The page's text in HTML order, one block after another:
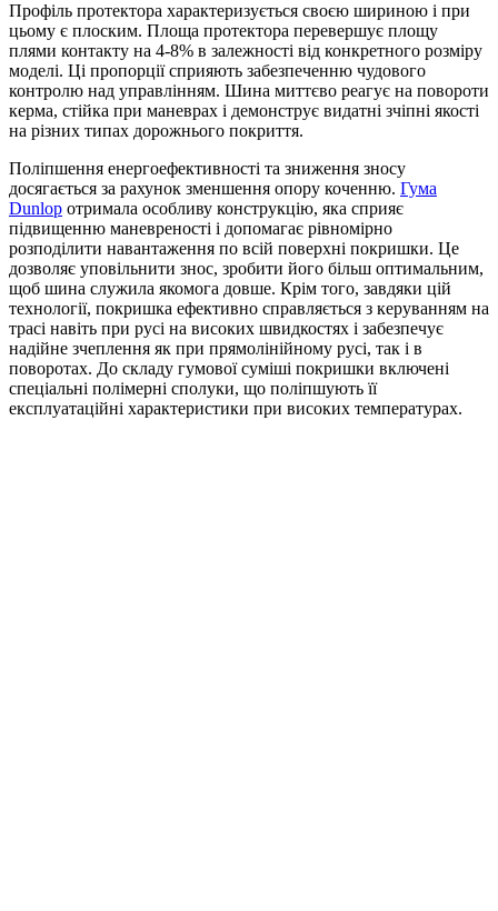
Профіль протектора характеризується своєю шириною і при
цьому є плоским. Площа протектора перевершує площу
плями контакту на 4-8% в залежності від конкретного розміру
моделі. Ці пропорції сприяють забезпеченню чудового
контролю над управлінням. Шина миттєво реагує на повороти
керма, стійка при маневрах і демонструє видатні зчіпні якості
на різних типах дорожнього покриття.
Поліпшення енергоефективності та зниження зносу
досягається за рахунок зменшення опору коченню. Гума
Dunlop отримала особливу конструкцію, яка сприяє
підвищенню маневреності і допомагає рівномірно
розподілити навантаження по всій поверхні покришки. Це
дозволяє уповільнити знос, зробити його більш оптимальним,
щоб шина служила якомога довше. Крім того, завдяки цій
технології, покришка ефективно справляється з керуванням на
трасі навіть при русі на високих швидкостях і забезпечує
надійне зчеплення як при прямолінійному русі, так і в
поворотах. До складу гумової суміші покришки включені
спеціальні полімерні сполуки, що поліпшують її
експлуатаційні характеристики при високих температурах.